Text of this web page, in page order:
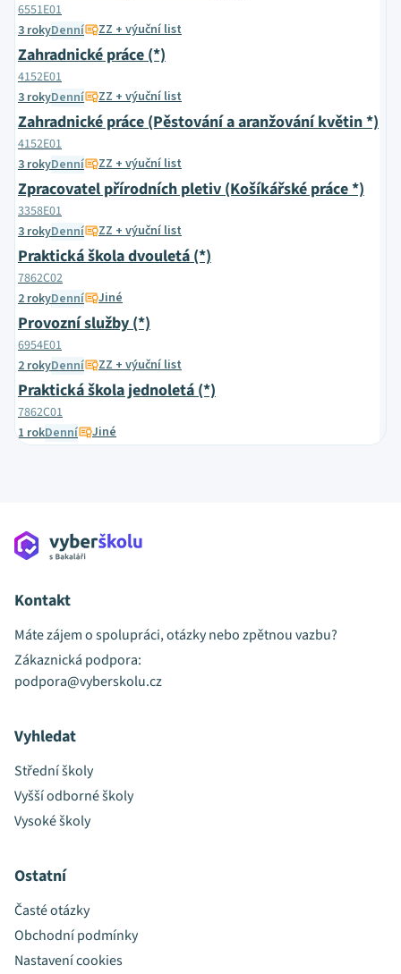
6551E01
3 rokyDenní ZZ + výuční list
Zahradnické práce (*)
4152E01
3 rokyDenní ZZ + výuční list
Zahradnické práce (Pěstování a aranžování květin *)
4152E01
3 rokyDenní ZZ + výuční list
Zpracovatel přírodních pletiv (Košíkářské práce *)
3358E01
3 rokyDenní ZZ + výuční list
Praktická škola dvouletá (*)
7862C02
2 rokyDenní Jiné
Provozní služby (*)
6954E01
2 rokyDenní ZZ + výuční list
Praktická škola jednoletá (*)
7862C01
1 rokDenní Jiné
Kontakt
Máte zájem o spolupráci, otázky nebo zpětnou vazbu?
Zákaznická podpora:
podpora@vyberskolu.cz
Vyhledat
Střední školy
Vyšší odborné školy
Vysoké školy
Ostatní
Časté otázky
Obchodní podmínky
Nastavení cookies